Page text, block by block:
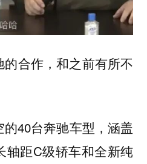
合作，和之前有所不
40台奔驰车型，涵盖
轴距C级轿车和全新纯